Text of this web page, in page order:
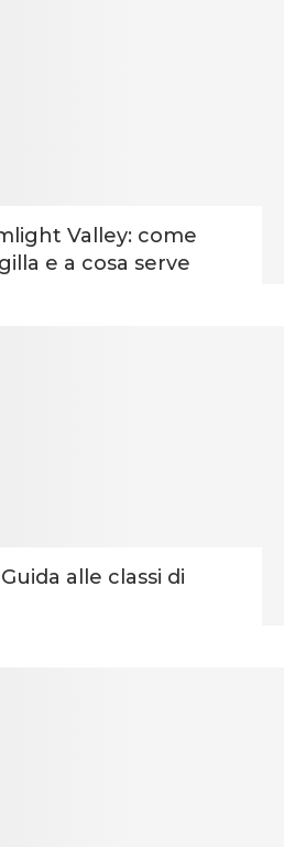
Valley: come
e a cosa serve
alle classi di